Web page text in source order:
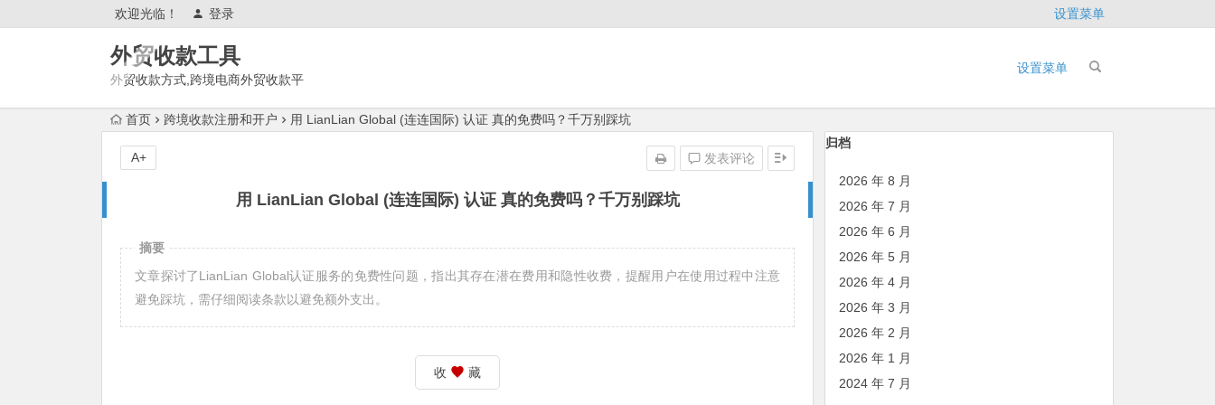
欢迎光临！ 登录 设置菜单
外贸收款工具
外贸收款方式,跨境电商外贸收款平
逊,tk,tiktok,temu特姆,东南亚
设置菜单
首页 跨境收款注册和开户 用 LianLian Global (连连国际) 认证 真的免费吗？千万别踩坑
用 LianLian Global (连连国际) 认证 真的免费吗？千万别踩坑
发表评论
A+
摘要
文章探讨了LianLian Global认证服务的免费性问题，指出其存在潜在费用和隐性收费，提醒用户在使用过程中注意
避免踩坑，需仔细阅读条款以避免额外支出。
收 藏
归档
2026 年 8 月
2026 年 7 月
2026 年 6 月
2026 年 5 月
2026 年 4 月
2026 年 3 月
2026 年 2 月
2026 年 1 月
2024 年 7 月